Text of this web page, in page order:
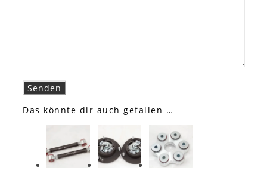
Das könnte dir auch gefallen …